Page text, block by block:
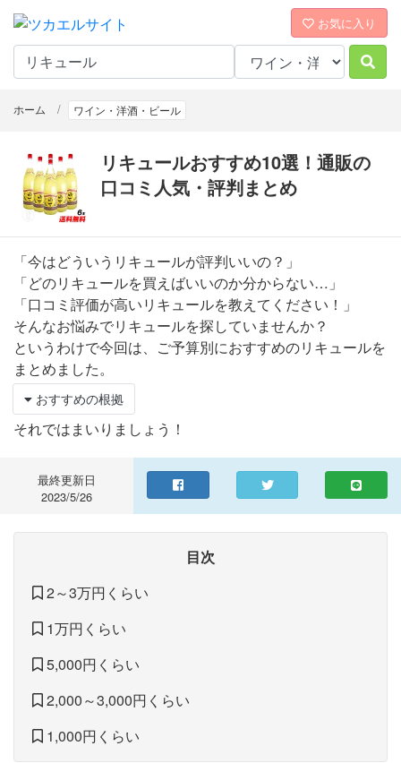
お気に入り
ホーム ワイン・洋酒・ビール
リキュールおすすめ10選！通販の
口コミ人気・評判まとめ
「今はどういうリキュールが評判いいの？」
「どのリキュールを買えばいいのか分からない…」
「口コミ評価が高いリキュールを教えてください！」
そんなお悩みでリキュールを探していませんか？
というわけで今回は、ご予算別におすすめのリキュールを
まとめました。
おすすめの根拠
それではまいりましょう！
最終更新日
2023/5/26
目次
2～3万円くらい
1万円くらい
5,000円くらい
2,000～3,000円くらい
1,000円くらい